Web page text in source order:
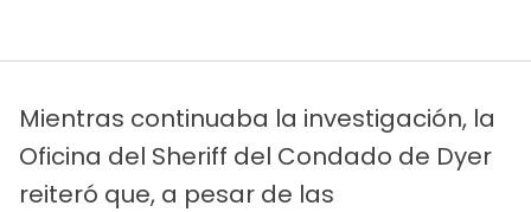
Mientras continuaba la investigación, la
Oficina del Sheriff del Condado de Dyer
reiteró que, a pesar de las